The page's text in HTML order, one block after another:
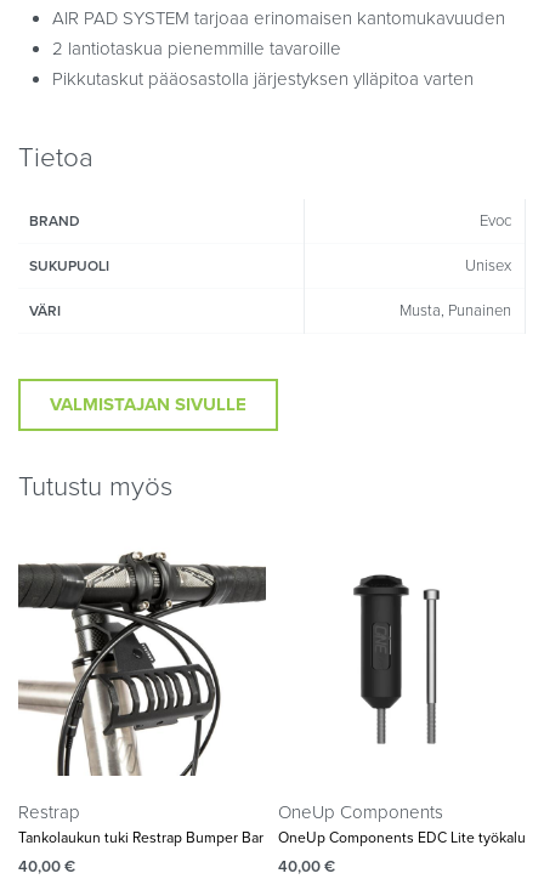
AIR PAD SYSTEM tarjoaa erinomaisen kantomukavuuden
2 lantiotaskua pienemmille tavaroille
Pikkutaskut pääosastolla järjestyksen ylläpitoa varten
Tietoa
BRAND Evoc
SUKUPUOLI Unisex
VÄRI Musta, Punainen
VALMISTAJAN SIVULLE
Tutustu myös
Restrap
Tankolaukun tuki Restrap Bumper Bar
40,00€
OneUp Components
OneUp Components EDC Lite työkalu
40,00€